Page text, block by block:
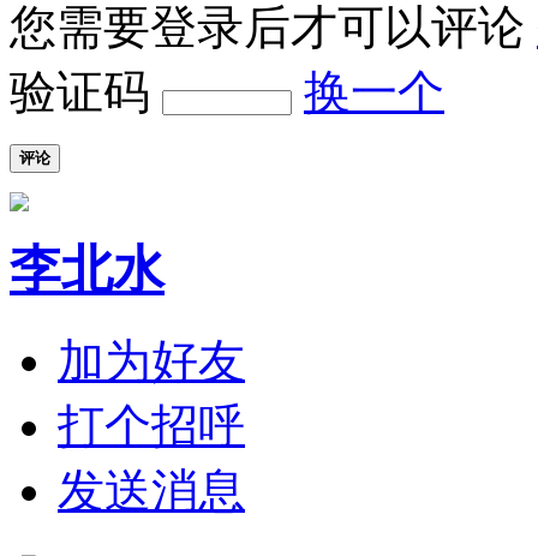
您需要登录后才可以评论
验证码
换一个
评论
李北水
加为好友
打个招呼
发送消息